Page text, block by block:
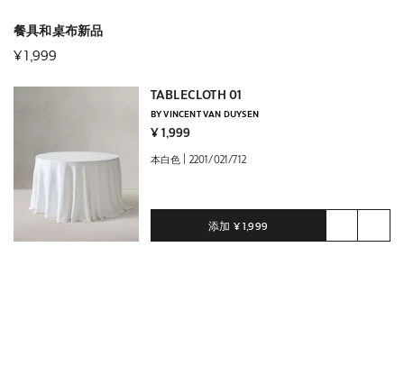
餐具和桌布新品
¥ 1,999
TABLECLOTH 01
BY VINCENT VAN DUYSEN
¥ 1,999
本白色 | 2201/021/712
添加 ¥ 1,999